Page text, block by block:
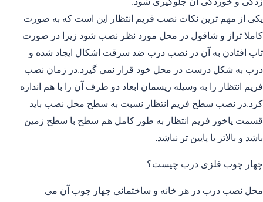
یکی از مهم ترین نکات نصب فریم انتظار این است که به صورت
کاملا تراز و شاقول در محل مورد نظر نصب شود زیرا در صورت
تاب افتادن به آن در نصب درب ضد سرقت اشکال ایجاد شده و
درب به شکل درست در محل خود قرار نمی گیرد.در زمان نصب
فریم انتظار را به وسیله ریسمان ابعاد دو طرف آن را با هم اندازه
کرد.در نصب سطح فریم انتظار نسبت به سطح محل نصب باید
قسمت پاخور فریم انتظار به طور کامل هم سطح با سطح زمین
باشد و بالاتر یا پایین تر نباشد.
چهار چوب فلزی درب چیست؟
محل نصب درب در هر خانه و ساختمانی چهار چوب آن می